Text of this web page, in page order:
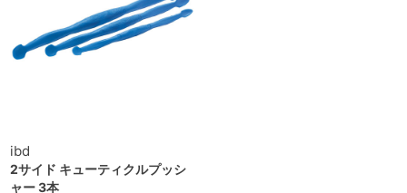
ibd
2サイド キューティクルプッシ
ャー 3本